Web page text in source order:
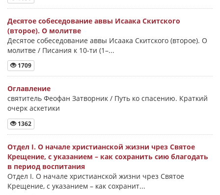
Десятое собеседование аввы Исаака Скитского
(второе). О молитве
Десятое собеседование аввы Исаака Скитского (второе). О
молитве / Писания к 10-ти (1–...
1709
Оглавление
святитель Феофан Затворник / Путь ко спасению. Краткий
очерк аскетики
1362
Отдел I. О начале христианской жизни чрез Святое
Крещение, с указанием – как сохранить сию благодать
в период воспитания
Отдел I. О начале христианской жизни чрез Святое
Крещение, с указанием – как сохранит...